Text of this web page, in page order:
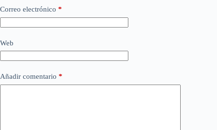
Correo electrónico *
Web
Añadir comentario *